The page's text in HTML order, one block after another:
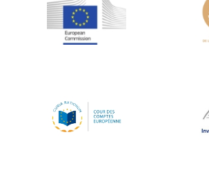
Jean-Louis Schiltz
Jean-Victor Louis
Johnny Åkerholm